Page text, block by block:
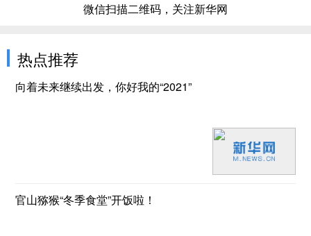
微信扫描二维码，关注新华网
热点推荐
向着未来继续出发，你好我的“2021”
官山猕猴“冬季食堂”开饭啦！